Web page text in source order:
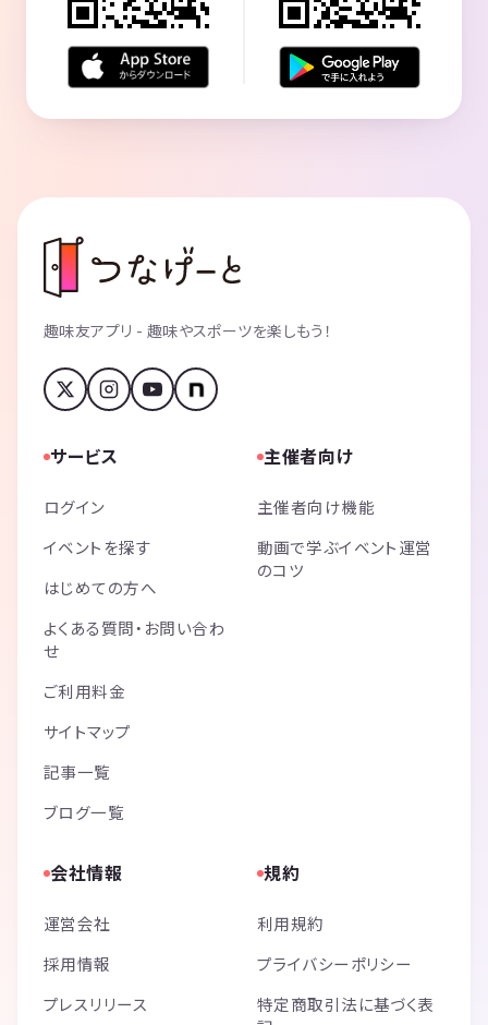
趣味友アプリ - 趣味やスポーツを楽しもう！
サービス
ログイン
イベントを探す
はじめての方へ
よくある質問・お問い合わ
せ
ご利用料金
サイトマップ
記事一覧
ブログ一覧
主催者向け
主催者向け機能
動画で学ぶイベント運営
のコツ
会社情報
運営会社
採用情報
プレスリリース
規約
利用規約
プライバシーポリシー
特定商取引法に基づく表